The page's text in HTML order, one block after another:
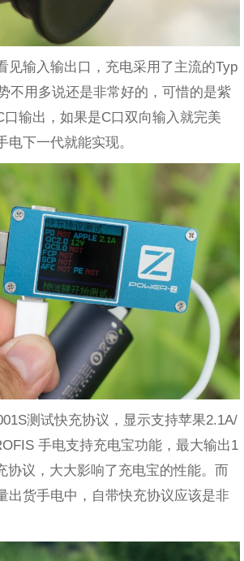
见输入输出口，充电采用了主流的Typ
不用多说还是非常好的，可惜的是紫
输出，如果是C口双向输入就完美
下一代就能实现。
测试快充协议，显示支持苹果2.1A/
手电支持充电宝功能，最大输出1
协议，大大影响了充电宝的性能。而
出货手电中，自带快充协议应该是非